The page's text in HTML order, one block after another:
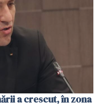
a crescut, în zona